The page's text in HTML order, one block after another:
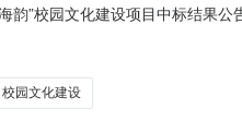
韵”校园文化建设项目中标结果
程名称乐清市盐盆小学“和乐.海
出之日起1
校园文化建设